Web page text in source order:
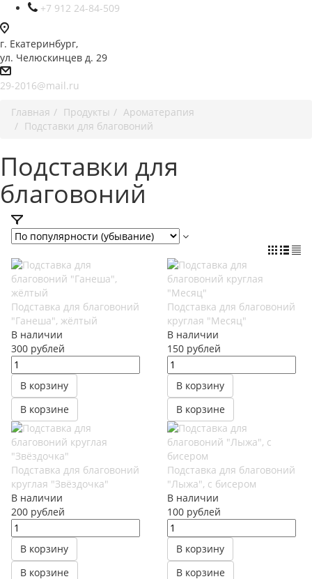
+7 912 24-84-509
г. Екатеринбург,
ул. Челюскинцев д. 29
29-2016@mail.ru
Главная
Продукты
Ароматерапия
Подставки для благовоний
Подставки для
благовоний
Подставка для благовоний
"Ганеша", жёлтый
В наличии
300 рублей
В корзину
В корзине
Подставка для благовоний
круглая "Месяц"
В наличии
150 рублей
В корзину
В корзине
Подставка для благовоний
круглая "Звёздочка"
В наличии
200 рублей
В корзину
В корзине
Подставка для благовоний
"Лыжа", с бисером
В наличии
100 рублей
В корзину
В корзине